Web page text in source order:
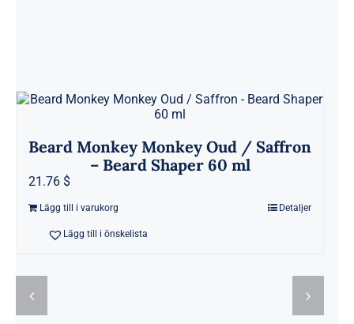
Beard Monkey Monkey Oud / Saffron
– Beard Shaper 60 ml
21.76 $
Lägg till i varukorg Detaljer
Lägg till i önskelista